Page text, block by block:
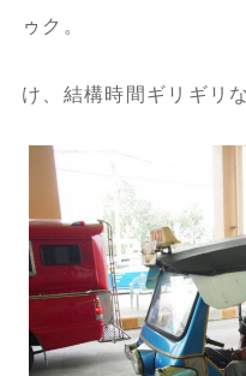
ゥク。
け、結構時間ギリギリ